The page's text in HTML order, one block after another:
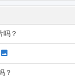
吗？
？